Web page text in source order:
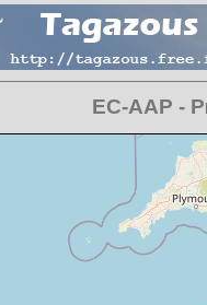
EC-AAP -